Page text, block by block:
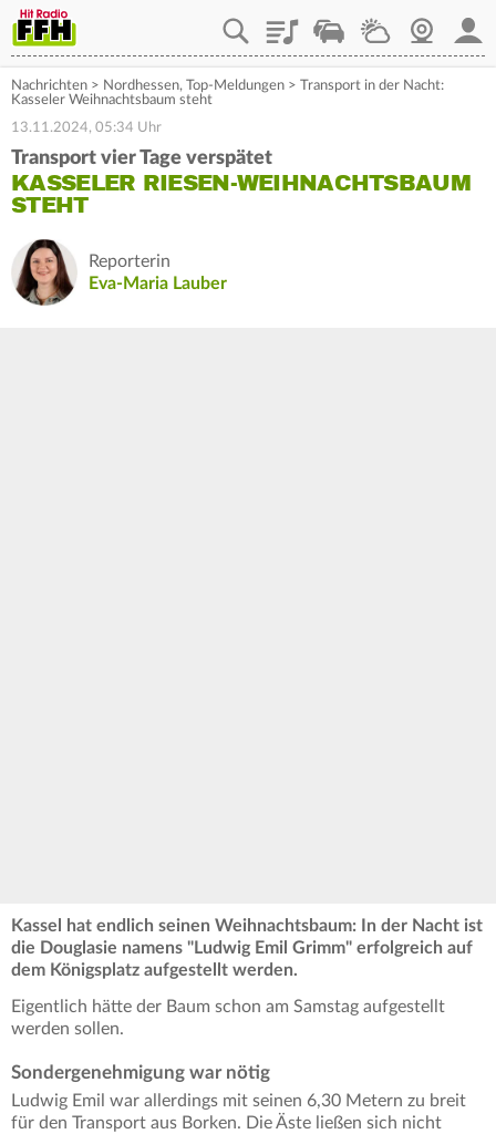
PlaylistStaupilotWetterWebcam
Nachrichten > Nordhessen, Top-Meldungen > Transport in der Nacht:
Kasseler Weihnachtsbaum steht
13.11.2024, 05:34 Uhr
Transport vier Tage verspätet
KASSELER RIESEN-WEIHNACHTSBAUM
STEHT
Reporterin
Eva-Maria Lauber
Kassel hat endlich seinen Weihnachtsbaum: In der Nacht ist
die Douglasie namens "Ludwig Emil Grimm" erfolgreich auf
dem Königsplatz aufgestellt werden.
Eigentlich hätte der Baum schon am Samstag aufgestellt
werden sollen.
Sondergenehmigung war nötig
Ludwig Emil war allerdings mit seinen 6,30 Metern zu breit
für den Transport aus Borken. Die Äste ließen sich nicht